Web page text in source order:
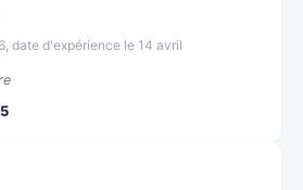
date d'expérience le 14 avril